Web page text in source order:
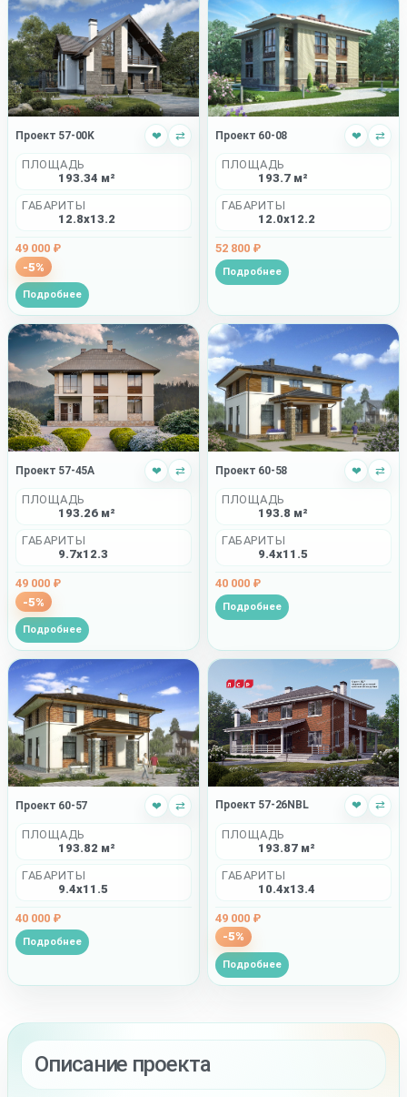
Проект 57-00K ❤ ⇄
ПЛОЩАДЬ
193.34 м²
ГАБАРИТЫ
12.8x13.2
49 000 ₽
-5%
Подробнее
Проект 60-08 ❤ ⇄
ПЛОЩАДЬ
193.7 м²
ГАБАРИТЫ
12.0x12.2
52 800 ₽
Подробнее
Проект 57-45A ❤ ⇄
ПЛОЩАДЬ
193.26 м²
ГАБАРИТЫ
9.7x12.3
49 000 ₽
-5%
Подробнее
Проект 60-58 ❤ ⇄
ПЛОЩАДЬ
193.8 м²
ГАБАРИТЫ
9.4x11.5
40 000 ₽
Подробнее
Проект 60-57 ❤ ⇄
ПЛОЩАДЬ
193.82 м²
ГАБАРИТЫ
9.4x11.5
40 000 ₽
Подробнее
Проект 57-26NBL ❤ ⇄
ПЛОЩАДЬ
193.87 м²
ГАБАРИТЫ
10.4x13.4
49 000 ₽
-5%
Подробнее
Описание проекта